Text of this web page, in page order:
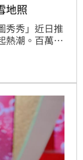
地照
秀秀」近日推
熱潮。百萬網
家主席習近
的「雪地三